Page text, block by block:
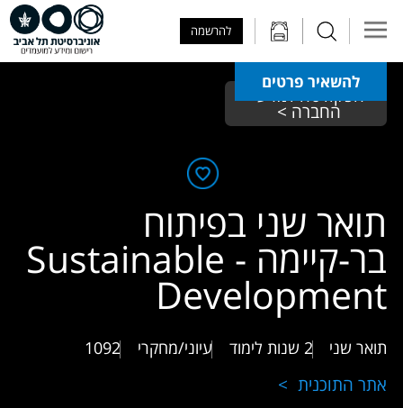
להרשמה
להשאיר פרטים
הפקולטה למדעי
החברה >
תואר שני בפיתוח
בר-קיימה - Sustainable
Development
תואר שני 2 שנות לימוד עיוני/מחקרי 1092
אתר התוכנית